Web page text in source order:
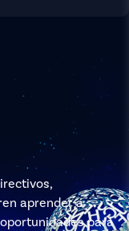
aprender a
para